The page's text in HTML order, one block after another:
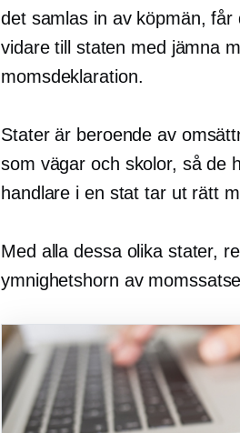
det samlas in av köpmän,
vidare till staten med jämna
momsdeklaration.
Stater är beroende av
som vägar och skolor, så de
handlare i en stat tar ut rätt
Med alla dessa olika stater,
ymnighetshorn av